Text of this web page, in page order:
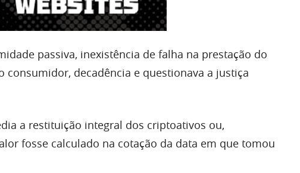
passiva, inexistência de falha na prestação do
consumidor, decadência e questionava a justiça
a restituição integral dos criptoativos ou,
fosse calculado na cotação da data em que tomou